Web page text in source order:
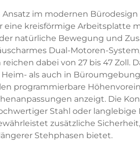
im modernen
kreisförmige Arbeitsplatte
natürliche Bewegung und
Dual-Motoren-
dabei von 27 bis 47 Zoll.
als auch in
programmierbare
anzeigt. Die
Stahl oder
zusätzliche
Stehphasen bietet.